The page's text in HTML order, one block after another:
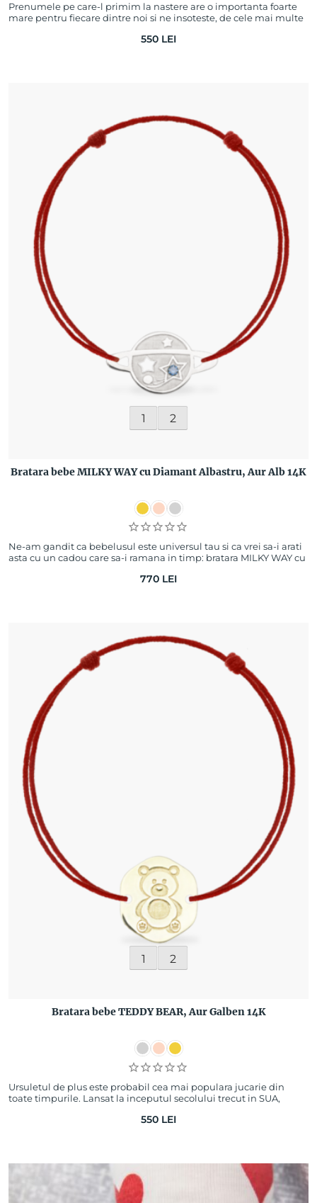
Prenumele pe care-l primim la nastere are o importanta foarte
mare pentru fiecare dintre noi si ne insoteste, de cele mai multe
550 LEI
1 2
Bratara bebe MILKY WAY cu Diamant Albastru, Aur Alb 14K
Ne-am gandit ca bebelusul este universul tau si ca vrei sa-i arati
asta cu un cadou care sa-i ramana in timp: bratara MILKY WAY cu
770 LEI
1 2
Bratara bebe TEDDY BEAR, Aur Galben 14K
Ursuletul de plus este probabil cea mai populara jucarie din
toate timpurile. Lansat la inceputul secolului trecut in SUA,
550 LEI